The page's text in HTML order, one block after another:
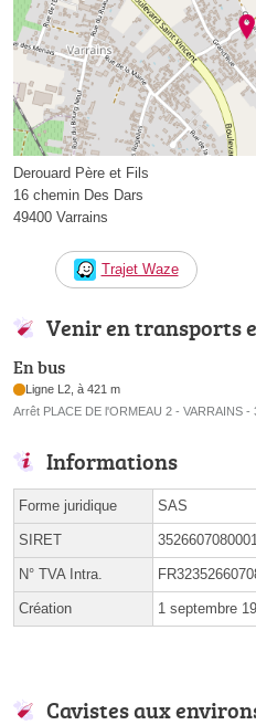
Derouard Père et Fils
16 chemin Des Dars
49400 Varrains
Trajet Waze
Venir en transports
En bus
Ligne L2, à 421 m
Arrêt PLACE DE l'ORMEAU 2 - VARRAINS -
Informations
Forme juridique SAS
SIRET
N° TVA Intra.
Création 1 septembre
Cavistes aux